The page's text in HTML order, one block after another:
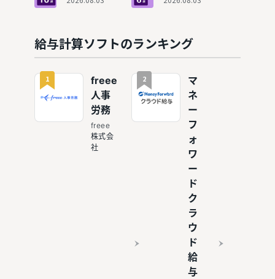
すめ10
選！有給
休暇を自
動で管理
すめ6
選！勤怠
管理を連
携し効率
給与計算ソフトのランキング
1
freee
人事
労務
freee
株式会
社
2
マ
ネ
ー
フ
ォ
ワ
ー
ド
ク
ラ
ウ
ド
給
与